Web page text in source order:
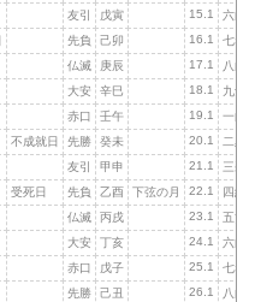
友引 戊寅 15.1
六白
先負 己卯 16.1
七赤
仏滅 庚辰 17.1
八白
大安 辛巳 18.1
九紫
赤口 壬午 19.1
一白
不成就日 先勝 癸未 20.1
二黒
友引 甲申 21.1
三碧
受死日 先負 乙酉 下弦の月 22.1
四緑
仏滅 丙戌 23.1
五黄
大安 丁亥 24.1
六白
赤口 戊子 25.1
七赤
先勝 己丑 26.1
八白